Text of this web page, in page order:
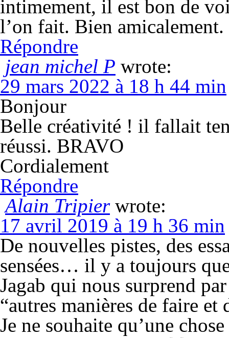
intimement, il est bon de
l’on fait. Bien
Répondre
jean michel P wrote:
29 mars 2022 à 18 h 44 min
Bonjour
Belle créativité ! il fallait
réussi. BRAVO
Cordialement
Répondre
Alain Tripier wrote:
17 avril 2019 à 19 h 36 min
De nouvelles pistes, des
sensées… il y a toujours
Jagab qui nous surprend
“autres manières de faire et
Je ne souhaite qu’une